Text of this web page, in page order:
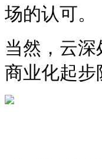
场的认可。
当然，云
商业化起步